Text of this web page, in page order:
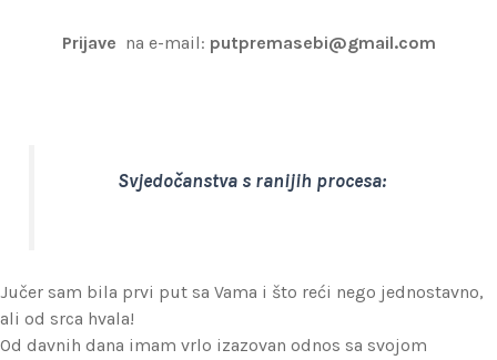
Prijave na e-mail: putpremasebi@gmail.com
Svjedočanstva s ranijih procesa:
Jučer sam bila prvi put sa Vama i što reći nego jednostavno,
ali od srca hvala!
Od davnih dana imam vrlo izazovan odnos sa svojom